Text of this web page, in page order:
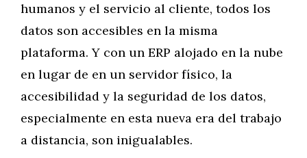
humanos y el servicio al cliente, todos los
datos son accesibles en la misma
plataforma. Y con un ERP alojado en la nube
en lugar de en un servidor físico, la
accesibilidad y la seguridad de los datos,
especialmente en esta nueva era del trabajo
a distancia, son inigualables.